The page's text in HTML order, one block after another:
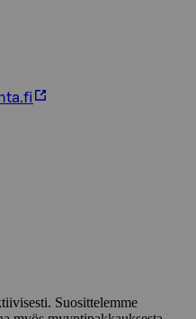
Suosittelemme